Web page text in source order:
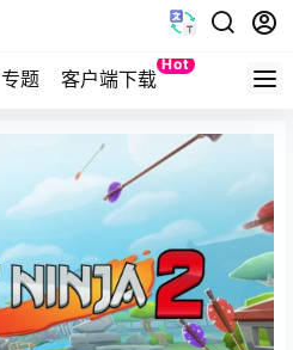
专题 客户端下载
Hot
Quest